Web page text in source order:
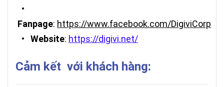
•
Fanpage: https://www.facebook.com/DigiviCorp
• Website: https://digivi.net/
Cảm kết với khách hàng: